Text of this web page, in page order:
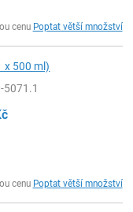
cenu Poptat větší množství
x 500 ml)
5071.1
cenu Poptat větší množství